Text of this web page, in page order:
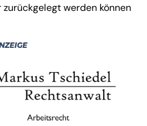
werden können